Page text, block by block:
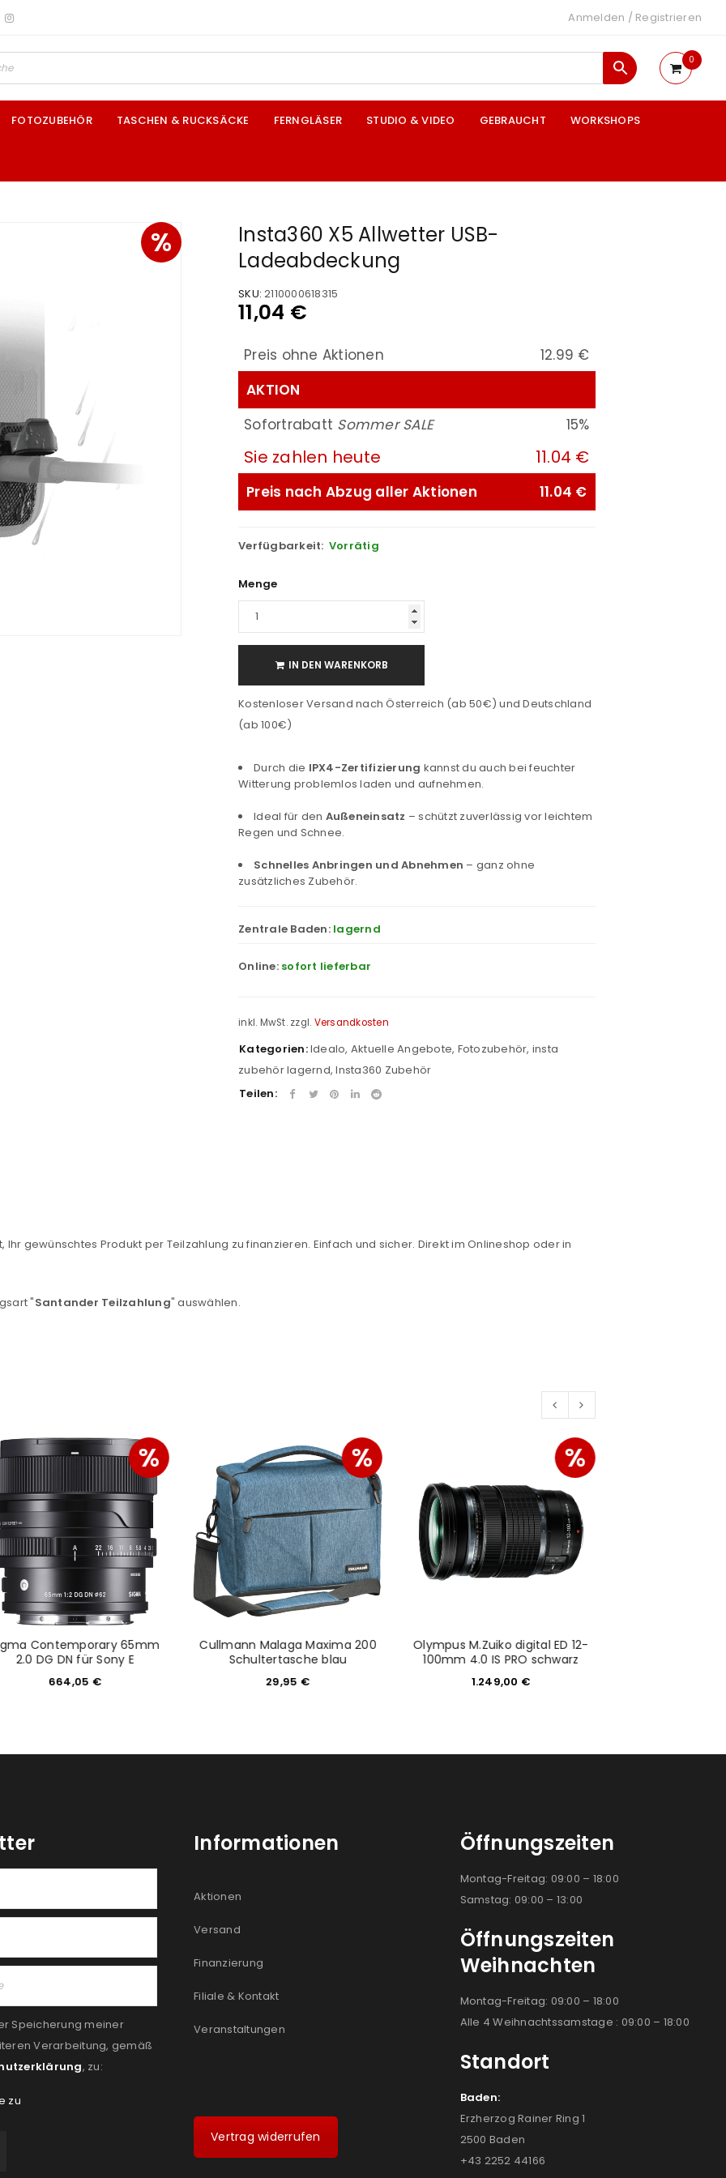
bleiben
NEWSLETTER ABONNIEREN
Anmelden / Registrieren
0
FOTOZUBEHÖR TASCHEN & RUCKSÄCKE FERNGLÄSER STUDIO & VIDEO GEBRAUCHT WORKSHOPS
%
Insta360 X5 Allwetter USB-
Ladeabdeckung
SKU: 2110000618315
11,04 €
Preis ohne Aktionen
12.99 €
AKTION
Sofortrabatt Sommer SALE 15%
Sie zahlen heute 11.04 €
Preis nach Abzug aller Aktionen 11.04 €
Verfügbarkeit: Vorrätig
Menge
IN DEN WARENKORB
Kostenloser Versand nach Österreich (ab 50€) und Deutschland
(ab 100€)
Durch die IPX4-Zertifizierung kannst du auch bei feuchter
Witterung problemlos laden und aufnehmen.
Ideal für den Außeneinsatz – schützt zuverlässig vor leichtem
Regen und Schnee.
Schnelles Anbringen und Abnehmen – ganz ohne
zusätzliches Zubehör.
Zentrale Baden: lagernd
Online: sofort lieferbar
inkl. MwSt. zzgl. Versandkosten
Kategorien:Idealo, Aktuelle Angebote, Fotozubehör, insta
zubehör lagernd,Insta360 Zubehör
Teilen:
gewünschtes Produkt per Teilzahlung zu finanzieren. Einfach und sicher. Direkt im Onlineshop oder in
"Santander Teilzahlung" auswählen.
%
Contemporary 65mm
2.0 DG DN für Sony E
664,05 €
%
Cullmann Malaga Maxima 200
Schultertasche blau
29,95 €
%
Olympus M.Zuiko digital ED 12-
100mm 4.0 IS PRO schwarz
1.249,00 €
Speicherung meiner
Verarbeitung, gemäß
, zu:
zu
Informationen
Aktionen
Versand
Finanzierung
Filiale & Kontakt
Veranstaltungen
Vertrag widerrufen
Öffnungszeiten
Montag-Freitag: 09:00 – 18:00
Samstag: 09:00 – 13:00
Öffnungszeiten
Weihnachten
Montag-Freitag: 09:00 – 18:00
Alle 4 Weihnachtssamstage : 09:00 – 18:00
Standort
Baden:
Erzherzog Rainer Ring 1
2500 Baden
+43 2252 44166